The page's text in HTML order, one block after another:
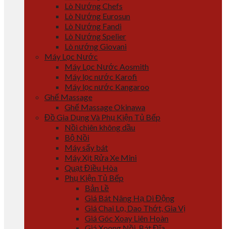
Lò Nướng Chefs
Lò Nướng Eurosun
Lò Nướng Fandi
Lò Nướng Spelier
Lò nướng Giovani
Máy Lọc Nước
Máy Lọc Nước Aosmith
Máy lọc nước Karofi
Máy lọc nước Kangaroo
Ghế Massage
Ghế Massage Okinawa
Đồ Gia Dụng Và Phụ Kiện Tủ Bếp
Nồi chiên không dầu
Bộ Nồi
Máy sấy bát
Máy Xịt Rửa Xe Mini
Quạt Điều Hòa
Phụ Kiện Tủ Bếp
Bản Lề
Giá Bát Nâng Hạ Di Động
Giá Chai Lọ, Dao Thớt, Gia Vị
Giá Góc Xoay Liên Hoàn